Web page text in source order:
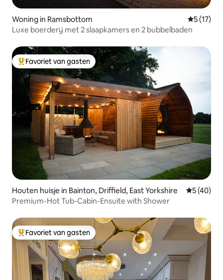
Woning in Ramsbottom
5 (17)
Luxe boerderij met 2 slaapkamers en 2 bubbelbaden
Topfavoriet van gasten
Favoriet van gasten
Houten huisje in Bainton, Driffield, East Yorkshire
5 (40)
Premium-Hot Tub-Cabin-Ensuite with Shower
Topfavoriet van gasten
Favoriet van gasten